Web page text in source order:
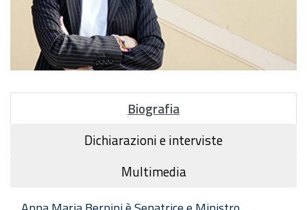
Biografia
Dichiarazioni e interviste
Multimedia